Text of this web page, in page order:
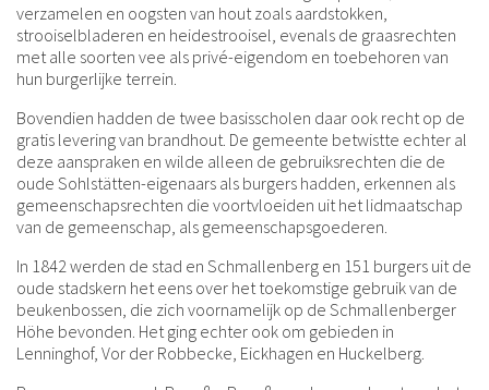
verzamelen en oogsten van hout zoals aardstokken,
strooiselbladeren en heidestrooisel, evenals de graasrechten
met alle soorten vee als privé-eigendom en toebehoren van
hun burgerlijke terrein.
Bovendien hadden de twee basisscholen daar ook recht op de
gratis levering van brandhout. De gemeente betwistte echter al
deze aanspraken en wilde alleen de gebruiksrechten die de
oude Sohlstätten-eigenaars als burgers hadden, erkennen als
gemeenschapsrechten die voortvloeiden uit het lidmaatschap
van de gemeenschap, als gemeenschapsgoederen.
In 1842 werden de stad en Schmallenberg en 151 burgers uit de
oude stadskern het eens over het toekomstige gebruik van de
beukenbossen, die zich voornamelijk op de Schmallenberger
Höhe bevonden. Het ging echter ook om gebieden in
Lenninghof, Vor der Robbecke, Eickhagen en Huckelberg.